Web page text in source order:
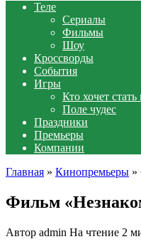
Теле
Сериалы
Фильмы
Шоу
Кроссворды
События
Игры
Кто хочет
Поле чудес
Праздники
Премьеры
Компании
Главная » Кинопремьеры »
Фильм
Автор admin На чтение 2